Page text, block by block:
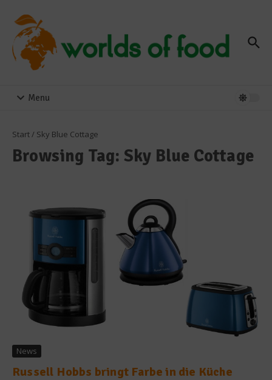
Menu
Start/ Sky Blue Cottage
Browsing Tag: Sky Blue Cottage
News
Russell Hobbs bringt Farbe in die Küche